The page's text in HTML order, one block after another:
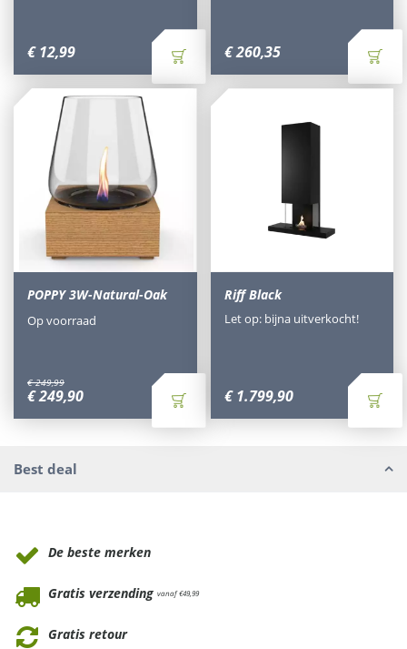
€ 12,99 €260,35
POPPY 3W-Natural-Oak
€ 249,99
€249,90
Op voorraad
Riff Black
€ 1.799,90
Let op: bijna uitverkocht!
Best deal
De beste merken
Gratis verzending vanaf €49,99
Gratis retour